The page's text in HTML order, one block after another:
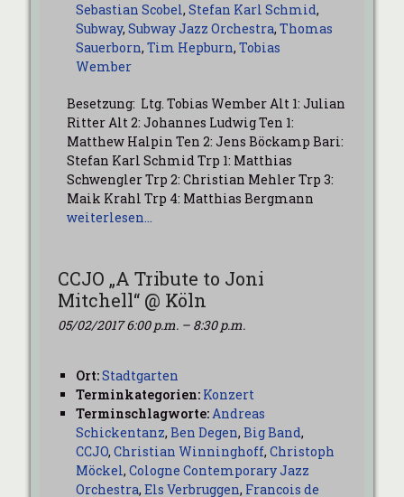
Sebastian Scobel, Stefan Karl Schmid,
Subway, Subway Jazz Orchestra, Thomas
Sauerborn, Tim Hepburn, Tobias
Wember
Besetzung: Ltg. Tobias Wember Alt 1: Julian
Ritter Alt 2: Johannes Ludwig Ten 1:
Matthew Halpin Ten 2: Jens Böckamp Bari:
Stefan Karl Schmid Trp 1: Matthias
Schwengler Trp 2: Christian Mehler Trp 3:
Maik Krahl Trp 4: Matthias Bergmann
weiterlesen…
CCJO „A Tribute to Joni
Mitchell“ @ Köln
05/02/2017 6:00 p.m. – 8:30 p.m.
Ort:Stadtgarten
Terminkategorien: Konzert
Terminschlagworte:Andreas
Schickentanz, Ben Degen, Big Band,
CCJO, Christian Winninghoff, Christoph
Möckel, Cologne Contemporary Jazz
Orchestra, Els Verbruggen, Francois de